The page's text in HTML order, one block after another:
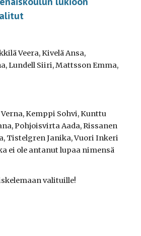
Veera, Kivelä Ansa,
Lundell Siiri, Mattsson Emma,
Kemppi Sohvi, Kunttu
Pohjoisvirta Aada, Rissanen
Tistelgren Janika, Vuori Inkeri
ei ole antanut lupaa nimensä
valituille!